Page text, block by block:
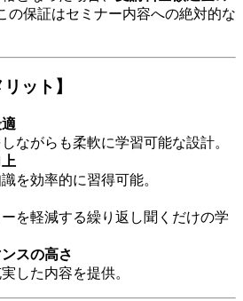
の保証はセミナー内容への絶対的な
ット】
ながらも柔軟に学習可能な設計。
を効率的に習得可能。
を軽減する繰り返し聞くだけの学
スの高さ
した内容を提供。